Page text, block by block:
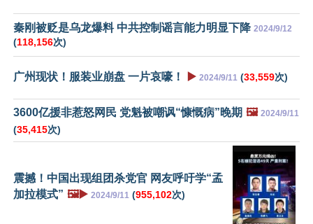
秦刚被贬是乌龙爆料 中共控制谣言能力明显下降 2024/9/12
(118,156次)
广州现状！服装业崩盘 一片哀嚎！ ▶️ 2024/9/11 (33,559次)
3600亿援非惹怒网民 党魁被嘲讽“慷慨病”晚期 🖼️ 2024/9/11
(35,415次)
震撼！中国出现组团杀党官 网友呼吁学“孟
加拉模式” 🖼️▶️ 2024/9/11 (955,102次)